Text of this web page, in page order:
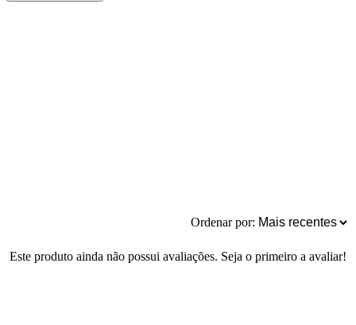
Ordenar por:
Este produto ainda não possui avaliações. Seja o primeiro a avaliar!